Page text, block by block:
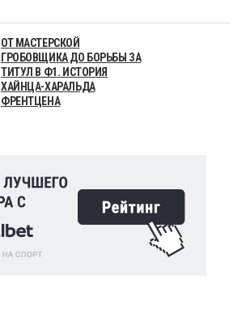
ОТ МАСТЕРСКОЙ
ГРОБОВЩИКА ДО БОРЬБЫ ЗА
ТИТУЛ В Ф1. ИСТОРИЯ
ХАЙНЦА-ХАРАЛЬДА
ФРЕНТЦЕНА